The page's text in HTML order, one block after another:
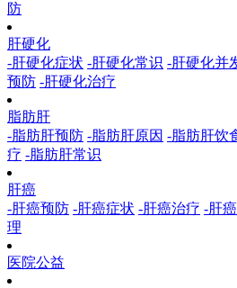
防
肝硬化
-肝硬化症状 -肝硬化常识 -肝硬化并
预防 -肝硬化治疗
脂肪肝
-脂肪肝预防 -脂肪肝原因 -脂肪肝饮
疗 -脂肪肝常识
肝癌
-肝癌预防 -肝癌症状 -肝癌治疗 -肝
理
医院公益